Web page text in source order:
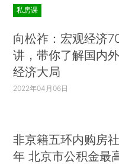
私房课
向松祚：宏观经济
讲，带你了解国内外
经济大局
2022年04月06日
非京籍五环内购房
年 北京市公积金最